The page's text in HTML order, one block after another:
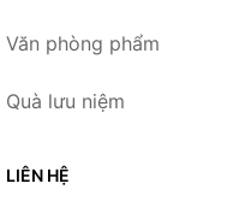
Văn phòng phẩm
Quà lưu niệm
LIÊN HỆ